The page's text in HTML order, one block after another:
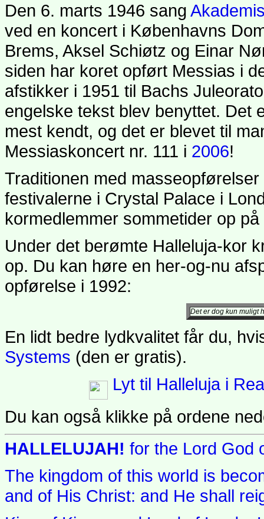
Den 6. marts 1946 sang
ved en koncert i Københavns
Brems, Aksel Schiøtz og Einar
siden har koret opført Messias i
afstikker i 1951 til Bachs
engelske tekst blev benyttet. Det
mest kendt, og det er blevet til
Messiaskoncert nr. 111 i 2006!
Traditionen med
festivalerne i Crystal Palace i
kormedlemmer sommetider op på
Under det berømte Halleluja-kor
op. Du kan høre en her-og-nu
opførelse i 1992:
Det er dog kun muligt
En lidt bedre lydkvalitet får du,
Systems (den er gratis).
Lyt til Halleluja i
Du kan også klikke på ordene
HALLELUJAH! for the Lord God
The kingdom of this world is
and of His Christ: and He shall